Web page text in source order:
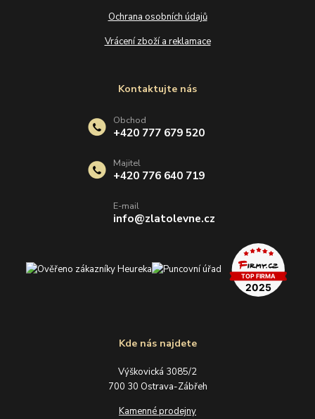
Ochrana osobních údajů
Vrácení zboží a reklamace
Kde nás najdete
Výškovická 3085/2
700 30 Ostrava-Zábřeh
Kamenné prodejny
Kontaktujte nás
Obchod
+420 777 679 520
Majitel
+420 776 640 719
E-mail
info@zlatolevne.cz